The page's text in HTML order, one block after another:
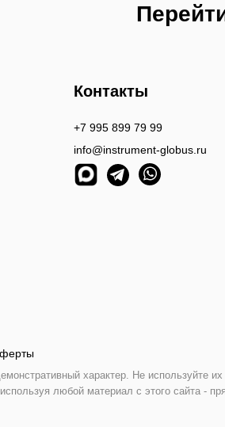
Контакты
+7 995 899 79 99
info@instrument-globus.ru
характер. Не используйте их
любой материал с этого сайта -